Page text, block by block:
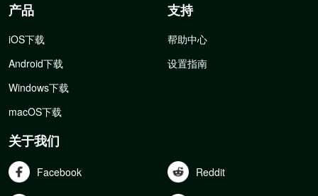
产品
iOS下载
Android下载
Windows下载
macOS下载
支持
帮助中心
设置指南
关于我们
Facebook Reddit